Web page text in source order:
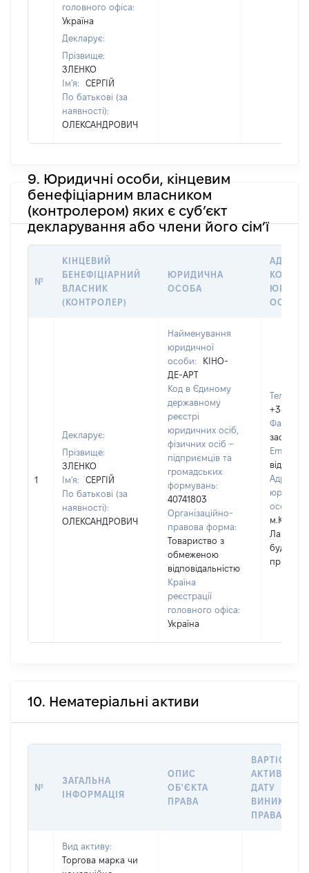
головного офіса:
Україна
Декларує:
Прізвище:
ЗЛЕНКО
Ім'я:
СЕРГІЙ
По батькові (за
наявності):
ОЛЕКСАНДРОВИЧ
9. Юридичні особи, кінцевим
бенефіціарним власником
(контролером) яких є суб’єкт
декларування або члени його сім’ї
№
КІНЦЕВИЙ
БЕНЕФІЦІАРНИЙ
ВЛАСНИК
(КОНТРОЛЕР)
ЮРИДИЧНА
ОСОБА
АДРЕСА
ОСОБИ
1
Декларує:
Прізвище:
ЗЛЕНКО
Ім'я:
СЕРГІЙ
По батькові (за
наявності):
ОЛЕКСАНДРОВИЧ
Найменування
юридичної
особи:
КІНО-
ДЕ-АРТ
Код в Єдиному
державному
реєстрі
юридичних осіб,
фізичних осіб –
підприємців та
громадських
формувань:
40741803
Організаційно-
правова форма:
Товариство з
обмеженою
відповідальністю
Країна
реєстрації
головного офіса:
Україна
Телефон:
Факс:
Email:
відомо]
Адреса
особи:
м.Київ,
будинок
10. Нематеріальні активи
№
ЗАГАЛЬНА
ІНФОРМАЦІЯ
ОПИС
ОБ'ЄКТА
ПРАВА
ВАРТІСТЬ
АКТИВУ НА
ДАТУ
ПРАВА
Вид активу:
Торгова марка чи